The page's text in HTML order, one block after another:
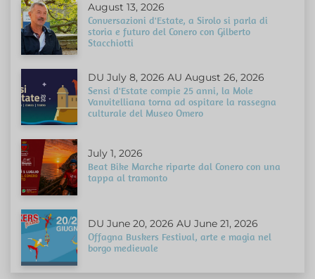
August 13, 2026
Conversazioni d'Estate, a Sirolo si parla di
storia e futuro del Conero con Gilberto
Stacchiotti
DU July 8, 2026 AU August 26, 2026
Sensi d'Estate compie 25 anni, la Mole
Vanvitelliana torna ad ospitare la rassegna
culturale del Museo Omero
July 1, 2026
Beat Bike Marche riparte dal Conero con una
tappa al tramonto
DU June 20, 2026 AU June 21, 2026
Offagna Buskers Festival, arte e magia nel
borgo medievale